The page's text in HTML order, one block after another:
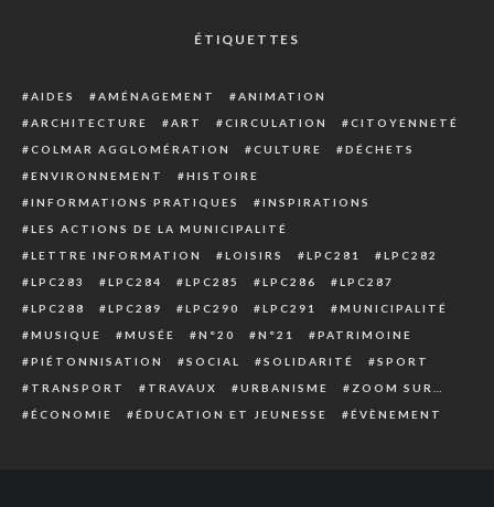
ÉTIQUETTES
AIDES AMÉNAGEMENT
ANIMATION
ARCHITECTURE
ART CIRCULATION
CITOYENNETÉ
COLMAR AGGLOMÉRATION
CULTURE
DÉCHETS
ENVIRONNEMENT
HISTOIRE
INFORMATIONS PRATIQUES
INSPIRATIONS
LES ACTIONS DE LA MUNICIPALITÉ
LETTRE INFORMATION
LOISIRS LPC281
LPC282
LPC283
LPC284 LPC285 LPC286
LPC287
LPC288
LPC289 LPC290 LPC291
MUNICIPALITÉ
MUSIQUE
MUSÉE N°20 N°21
PATRIMOINE
PIÉTONNISATION
SOCIAL SOLIDARITÉ
SPORT
TRANSPORT
TRAVAUX URBANISME
ZOOM SUR…
ÉCONOMIE
ÉDUCATION ET JEUNESSE ÉVÈNEMENT